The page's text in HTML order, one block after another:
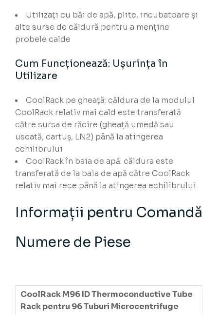
Utilizați cu băi de apă, plite, incubatoare și
alte surse de căldură pentru a menține
probele calde
Cum Funcționează: Ușurința în
Utilizare
CoolRack pe gheață: căldura de la modulul
CoolRack relativ mai cald este transferată
către sursa de răcire (gheață umedă sau
uscată, cartuș, LN2) până la atingerea
echilibrului
CoolRack în baia de apă: căldura este
transferată de la baia de apă către CoolRack
relativ mai rece până la atingerea echilibrului
Informații pentru Comandă
Numere de Piese
CoolRack M96 ID Thermoconductive Tube
Rack pentru 96 Tuburi Microcentrifuge